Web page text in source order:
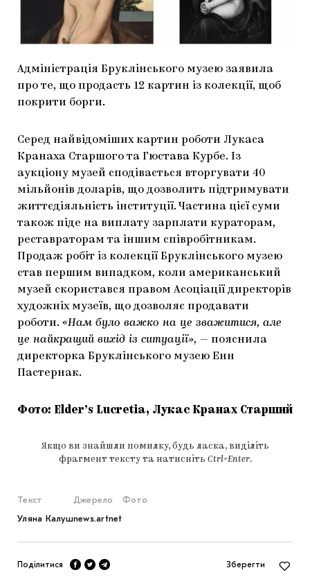
МАРІУПОЛЬСЬКІ МАРГІНАЛІЇ
ДОСЛІДНИЦЬКА ПЛАТФОРМА
ЗАПАЛЕННЯ
CARPATHIAN CULT ПРО РІЗДВЯНІ СВЯТА
Адміністрація Бруклінського музею заявила
про те, що продасть 12 картин із колекції, щоб
покрити борги.
Серед найвідоміших картин роботи Лукаса
Кранаха Старшого та Гюстава Курбе. Із
аукціону музей сподівається вторгувати 40
мільйонів доларів, що дозволить підтримувати
життєдіяльність інституції. Частина цієї суми
також піде на виплату зарплати кураторам,
реставраторам та іншим співробітникам.
Продаж робіт із колекції Бруклінського музею
став першим випадком, коли американський
музей скористався правом Асоціації директорів
художніх музеїв, що дозволяє продавати
роботи. «Нам було важко на це зважитися, але
це найкращий вихід із ситуації», — пояснила
директорка Бруклінського музею Енн
Пастернак.
Фото: Elder’s Lucretia, Лукас Кранах Старший
Якщо ви знайшли помилку, будь ласка, виділіть
фрагмент тексту та натисніть Ctrl+Enter.
Текст
Уляна Калуш
Джерело
news.artnet
Фото
Поділитися Зберегти